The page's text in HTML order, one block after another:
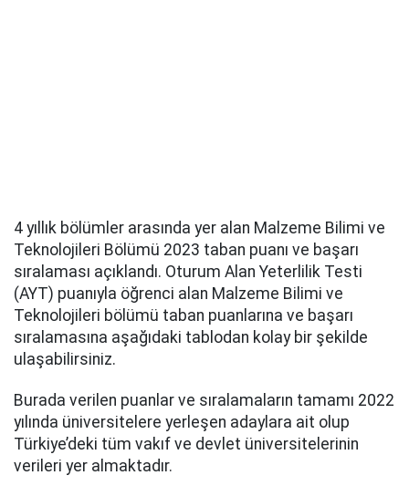
4 yıllık bölümler arasında yer alan Malzeme Bilimi ve
Teknolojileri Bölümü 2023 taban puanı ve başarı
sıralaması açıklandı. Oturum Alan Yeterlilik Testi
(AYT) puanıyla öğrenci alan Malzeme Bilimi ve
Teknolojileri bölümü taban puanlarına ve başarı
sıralamasına aşağıdaki tablodan kolay bir şekilde
ulaşabilirsiniz.
Burada verilen puanlar ve sıralamaların tamamı 2022
yılında üniversitelere yerleşen adaylara ait olup
Türkiye’deki tüm vakıf ve devlet üniversitelerinin
verileri yer almaktadır.